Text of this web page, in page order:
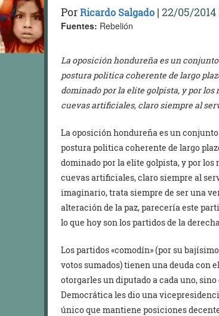
PorRicardo Salgado | 22/05/2014
Fuentes: Rebelión
La oposición hondureña es un
postura politica coherente de largo
dominado por la elite golpista, y por los
cuevas artificiales, claro siempre al
La oposición hondureña es un
postura politica coherente de largo
dominado por la elite golpista, y por los
cuevas artificiales, claro siempre al
imaginario, trata siempre de ser una
alteración de la paz, parecería este
lo que hoy son los partidos de la
Los partidos «comodín» (por su
votos sumados) tienen una deuda con
otorgarles un diputado a cada uno,
Democrática les dio una
único que mantiene posiciones